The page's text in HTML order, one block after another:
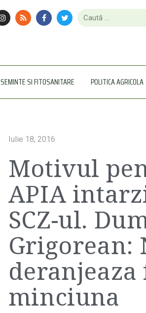
SEMINTE SI FITOSANITARE POLITICA AGRICOLA
Iulie 18, 2016
Motivul
APIA
SCZ-ul.
Grigorean:
minciuna